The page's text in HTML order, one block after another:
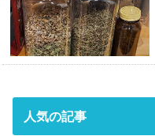
人気の記事